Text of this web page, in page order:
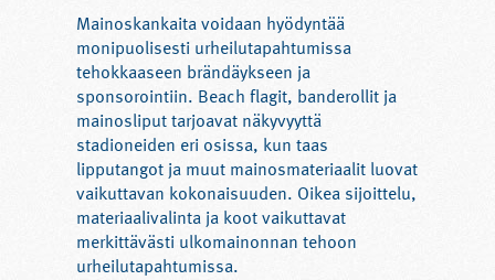
Mainoskankaita voidaan hyödyntää
monipuolisesti urheilutapahtumissa
tehokkaaseen brändäykseen ja
sponsorointiin. Beach flagit, banderollit ja
mainosliput tarjoavat näkyvyyttä
stadioneiden eri osissa, kun taas
lipputangot ja muut mainosmateriaalit luovat
vaikuttavan kokonaisuuden. Oikea sijoittelu,
materiaalivalinta ja koot vaikuttavat
merkittävästi ulkomainonnan tehoon
urheilutapahtumissa.